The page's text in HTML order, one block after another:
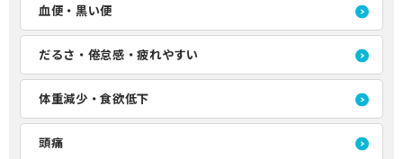
血便・黒い便
だるさ・倦怠感・疲れやすい
体重減少・食欲低下
頭痛